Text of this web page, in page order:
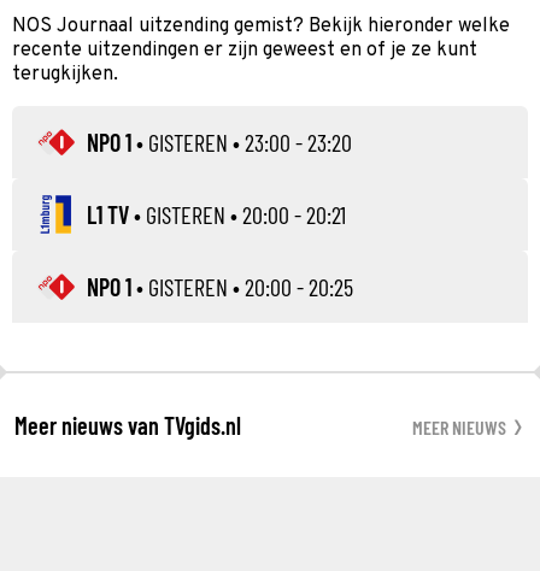
NOS Journaal uitzending gemist? Bekijk hieronder welke
recente uitzendingen er zijn geweest en of je ze kunt
terugkijken.
NPO 1• GISTEREN • 23:00 - 23:20
L1 TV• GISTEREN • 20:00 - 20:21
NPO 1• GISTEREN • 20:00 - 20:25
Meer nieuws van TVgids.nl MEER NIEUWS